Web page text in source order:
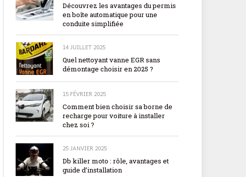
Découvrez les avantages du permis
en boîte automatique pour une
conduite simplifiée
14 JUILLET 2025
Quel nettoyant vanne EGR sans
démontage choisir en 2025 ?
15 FÉVRIER 2025
Comment bien choisir sa borne de
recharge pour voiture à installer
chez soi ?
25 JANVIER 2025
Db killer moto : rôle, avantages et
guide d’installation